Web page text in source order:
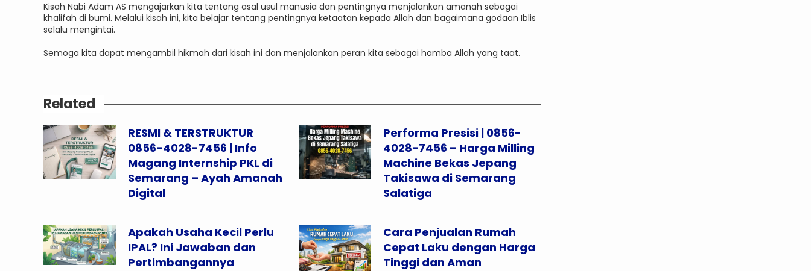
Kisah Nabi Adam AS mengajarkan kita tentang asal usul manusia dan pentingnya menjalankan amanah sebagai
khalifah di bumi. Melalui kisah ini, kita belajar tentang pentingnya ketaatan kepada Allah dan bagaimana godaan Iblis
selalu mengintai.
Semoga kita dapat mengambil hikmah dari kisah ini dan menjalankan peran kita sebagai hamba Allah yang taat.
Related
RESMI & TERSTRUKTUR
0856-4028-7456 | Info
Magang Internship PKL di
Semarang – Ayah Amanah
Digital
Performa Presisi | 0856-
4028-7456 – Harga Milling
Machine Bekas Jepang
Takisawa di Semarang
Salatiga
Apakah Usaha Kecil Perlu
IPAL? Ini Jawaban dan
Pertimbangannya
Cara Penjualan Rumah
Cepat Laku dengan Harga
Tinggi dan Aman